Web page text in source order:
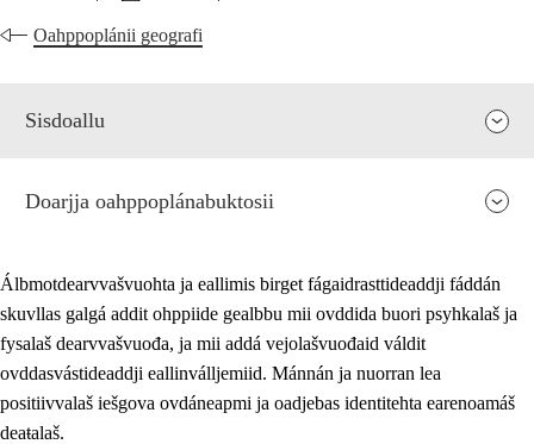
Oahppoplánii geografi
Sisdoallu
Doarjja oahppoplánabuktosii
Álbmotdearvvašvuohta ja eallimis birget fágaidrasttideaddji fáddán
skuvllas galgá addit ohppiide gealbbu mii ovddida buori psyhkalaš ja
fysalaš dearvvašvuođa, ja mii addá vejolašvuođaid váldit
ovddasvástideaddji eallinválljemiid. Mánnán ja nuorran lea
positiivvalaš iešgova ovdáneapmi ja oadjebas identitehta earenoamáš
deaŧalaš.